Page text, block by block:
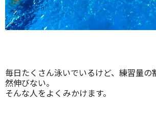
毎日たくさん泳いでいるけど、練習量の
然伸びない。
そんな人をよくみかけます。